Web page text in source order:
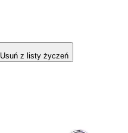
Usuń z listy życzeń